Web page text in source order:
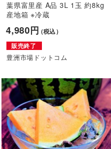
葉県富里産 A品 3L 1玉 約8kg
産地箱 ※冷蔵
4,980円（税込）
販売終了
豊洲市場ドットコム